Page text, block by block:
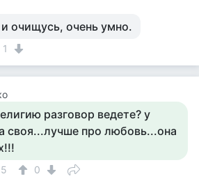
очищусь, очень умно.
1
разговор ведете? у
своя...лучше про любовь...она
5 0